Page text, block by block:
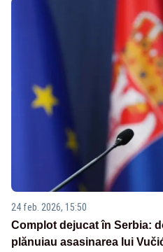
24 feb. 2026, 15:50
Complot dejucat în Serbia:
plănuiau asasinarea lui